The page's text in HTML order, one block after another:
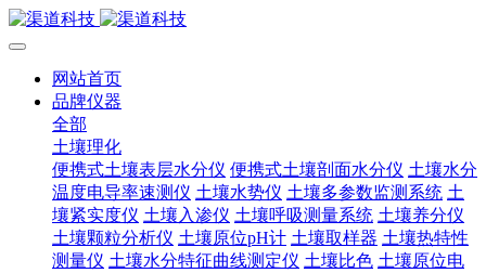
网站首页
品牌仪器
全部
土壤理化
便携式土壤表层水分仪 便携式土壤剖面水分仪 土壤水分
温度电导率速测仪 土壤水势仪 土壤多参数监测系统 土
壤紧实度仪 土壤入渗仪 土壤呼吸测量系统 土壤养分仪
土壤颗粒分析仪 土壤原位pH计 土壤取样器 土壤热特性
测量仪 土壤水分特征曲线测定仪 土壤比色 土壤原位电